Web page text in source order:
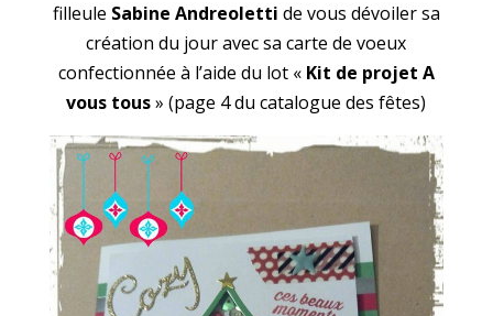
filleule Sabine Andreoletti de vous dévoiler sa
création du jour avec sa carte de voeux
confectionnée à l’aide du lot « Kit de projet A
vous tous» (page 4 du catalogue des fêtes)